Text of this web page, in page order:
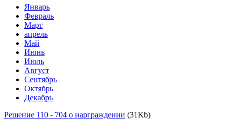
Январь
Февраль
Март
апрель
Май
Июнь
Июль
Август
Сентябрь
Октябрь
Декабрь
Решение 110 - 704 о нарграждении (31Kb)